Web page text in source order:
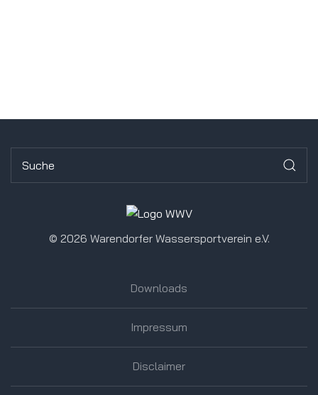
© 2026 Warendorfer Wassersportverein e.V.
Downloads
Impressum
Disclaimer